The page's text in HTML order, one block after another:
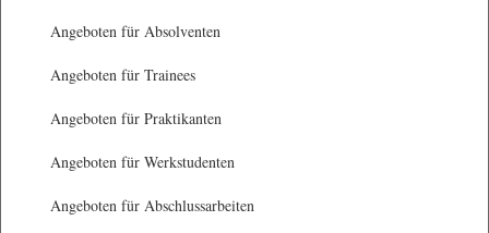
Angeboten für Absolventen
Angeboten für Trainees
Angeboten für Praktikanten
Angeboten für Werkstudenten
Angeboten für Abschlussarbeiten